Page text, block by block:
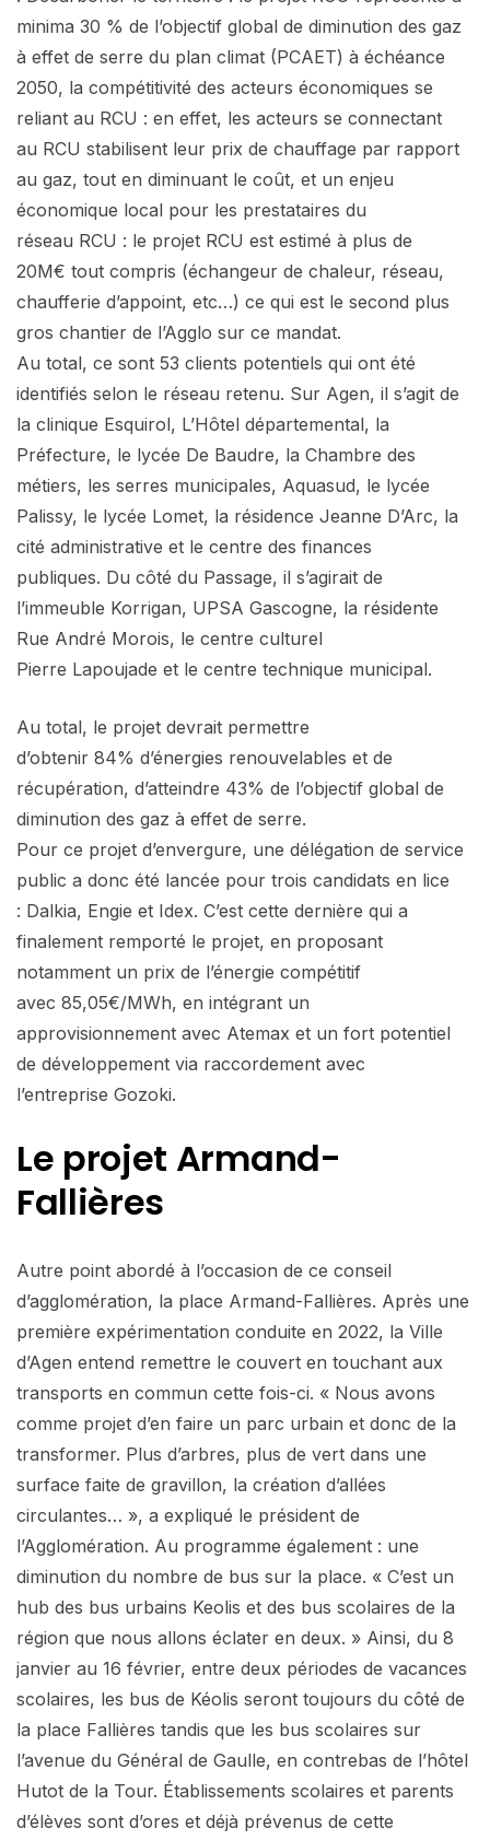
minima 30 % de l’objectif global de diminution des gaz
à effet de serre du plan climat (PCAET) à échéance
2050, la compétitivité des acteurs économiques se
reliant au RCU : en effet, les acteurs se connectant
au RCU stabilisent leur prix de chauffage par rapport
au gaz, tout en diminuant le coût, et un enjeu
économique local pour les prestataires du
réseau RCU : le projet RCU est estimé à plus de
20M€ tout compris (échangeur de chaleur, réseau,
chaufferie d’appoint, etc…) ce qui est le second plus
gros chantier de l’Agglo sur ce mandat.
Au total, ce sont 53 clients potentiels qui ont été
identifiés selon le réseau retenu. Sur Agen, il s’agit de
la clinique Esquirol, L’Hôtel départemental, la
Préfecture, le lycée De Baudre, la Chambre des
métiers, les serres municipales, Aquasud, le lycée
Palissy, le lycée Lomet, la résidence Jeanne D’Arc, la
cité administrative et le centre des finances
publiques. Du côté du Passage, il s’agirait de
l’immeuble Korrigan, UPSA Gascogne, la résidente
Rue André Morois, le centre culturel
Pierre Lapoujade et le centre technique municipal.
Au total, le projet devrait permettre
d’obtenir 84% d’énergies renouvelables et de
récupération, d’atteindre 43% de l’objectif global de
diminution des gaz à effet de serre.
Pour ce projet d’envergure, une délégation de service
public a donc été lancée pour trois candidats en lice
: Dalkia, Engie et Idex. C’est cette dernière qui a
finalement remporté le projet, en proposant
notamment un prix de l’énergie compétitif
avec 85,05€/MWh, en intégrant un
approvisionnement avec Atemax et un fort potentiel
de développement via raccordement avec
l’entreprise Gozoki.
Le projet Armand-
Fallières
Autre point abordé à l’occasion de ce conseil
d’agglomération, la place Armand-Fallières. Après une
première expérimentation conduite en 2022, la Ville
d’Agen entend remettre le couvert en touchant aux
transports en commun cette fois-ci. « Nous avons
comme projet d’en faire un parc urbain et donc de la
transformer. Plus d’arbres, plus de vert dans une
surface faite de gravillon, la création d’allées
circulantes… », a expliqué le président de
l’Agglomération. Au programme également : une
diminution du nombre de bus sur la place. « C’est un
hub des bus urbains Keolis et des bus scolaires de la
région que nous allons éclater en deux. » Ainsi, du 8
janvier au 16 février, entre deux périodes de vacances
scolaires, les bus de Kéolis seront toujours du côté de
la place Fallières tandis que les bus scolaires sur
l’avenue du Général de Gaulle, en contrebas de l’hôtel
Hutot de la Tour. Établissements scolaires et parents
d’élèves sont d’ores et déjà prévenus de cette